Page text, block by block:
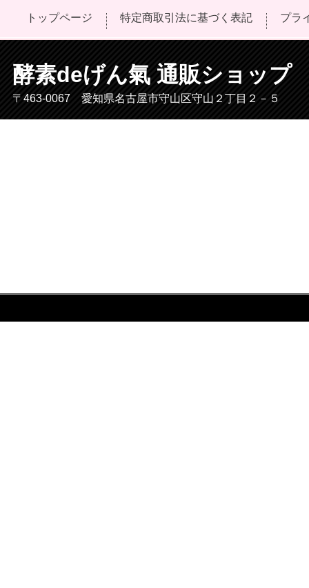
トップページ 特定商取引法に基づく表記 プラ
酵素deげん氣 通販ショップ
〒463-0067 愛知県名古屋市守山区守山２丁目２－５